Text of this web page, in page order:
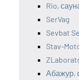
Rio,
SerVag
Sevbat
Stav-
Абажур,